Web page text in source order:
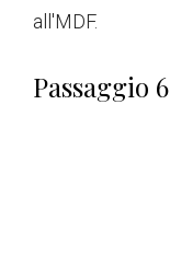
all'MDF.
Passaggio 6